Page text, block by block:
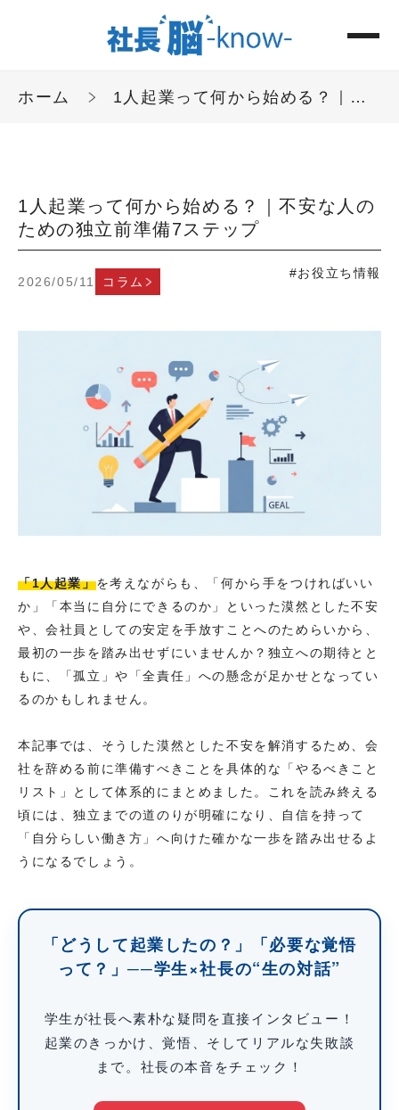
ホーム 1人起業って何から始める？｜不安な人のための独立前準備7ステップ
1人起業って何から始める？｜不安な人の
ための独立前準備7ステップ
2026/05/11 コラム
#お役立ち情報
「1人起業」を考えながらも、「何から手をつければいい
か」「本当に自分にできるのか」といった漠然とした不安
や、会社員としての安定を手放すことへのためらいから、
最初の一歩を踏み出せずにいませんか？独立への期待とと
もに、「孤立」や「全責任」への懸念が足かせとなってい
るのかもしれません。
本記事では、そうした漠然とした不安を解消するため、会
社を辞める前に準備すべきことを具体的な「やるべきこと
リスト」として体系的にまとめました。これを読み終える
頃には、独立までの道のりが明確になり、自信を持って
「自分らしい働き方」へ向けた確かな一歩を踏み出せるよ
うになるでしょう。
「どうして起業したの？」「必要な覚悟
って？」──学生×社長の“生の対話”
学生が社長へ素朴な疑問を直接インタビュー！
起業のきっかけ、覚悟、そしてリアルな失敗談
まで。社長の本音をチェック！